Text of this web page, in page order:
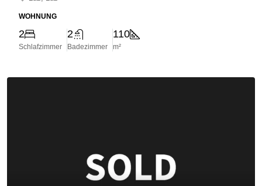
WOHNUNG
2
Schlafzimmer
2
Badezimmer
110
m²